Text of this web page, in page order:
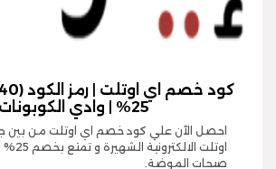
25% | وادي الكوبونات
احصل الآن علي كود خصم اي اوتلت من بين
اوتلت
صيحات الموضة.